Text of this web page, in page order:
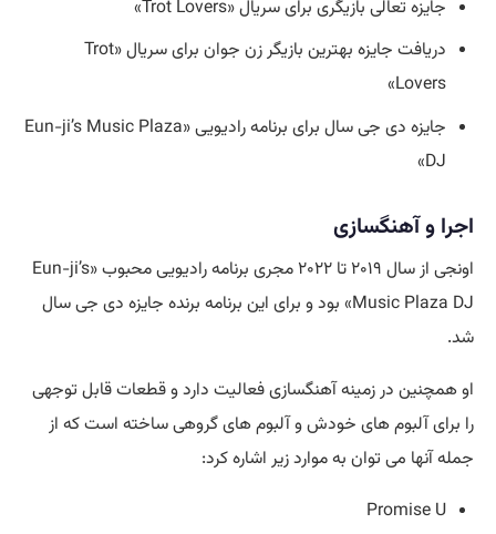
جایزه تعالی بازیگری برای سریال «Trot Lovers»
دریافت جایزه بهترین بازیگر زن جوان برای سریال «Trot
Lovers»
جایزه دی جی سال برای برنامه رادیویی «Eun-ji’s Music Plaza
DJ»
اجرا و آهنگسازی
اونجی از سال ۲۰۱۹ تا ۲۰۲۲ مجری برنامه رادیویی محبوب «Eun-ji’s
Music Plaza DJ» بود و برای این برنامه برنده جایزه دی جی سال
شد.
او همچنین در زمینه آهنگسازی فعالیت دارد و قطعات قابل توجهی
را برای آلبوم های خودش و آلبوم های گروهی ساخته است که از
جمله آنها می توان به موارد زیر اشاره کرد:
Promise U